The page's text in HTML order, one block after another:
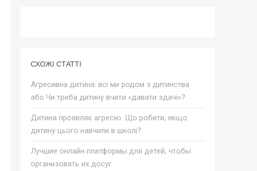
СХОЖІ СТАТТІ
Агресивна дитина: всі ми родом з дитинства
або Чи треба дитину вчити «давати здачі»?
Дитина проявляє агресію. Що робити, якщо
дитину цього навчили в школі?
Лучшие онлайн платформы для детей, чтобы
организовать их досуг